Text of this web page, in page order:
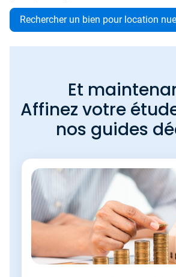
Rechercher un bien pour location
Et
Affinez votre
nos guides